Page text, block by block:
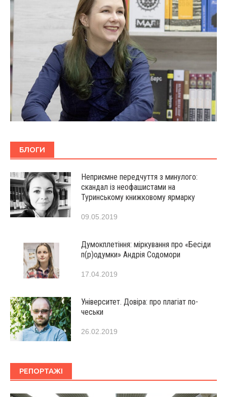
БЛОГИ
Неприємне передчуття з минулого:
скандал із неофашистами на
Туринському книжковому ярмарку
09.05.2019
Думокплетіння: міркування про «Бесіди
п(р)одумки» Андрія Содомори
17.04.2019
Університет. Довіра: про плагіат по-
чеськи
26.02.2019
РЕПОРТАЖІ